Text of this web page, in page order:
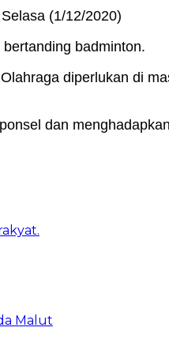
(1/12/2020)
badminton.
diperlukan di
dan
Malut